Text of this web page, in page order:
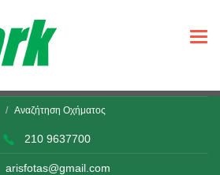
Αναζήτηση Οχήματος
210 9637700
arisfotas@gmail.com